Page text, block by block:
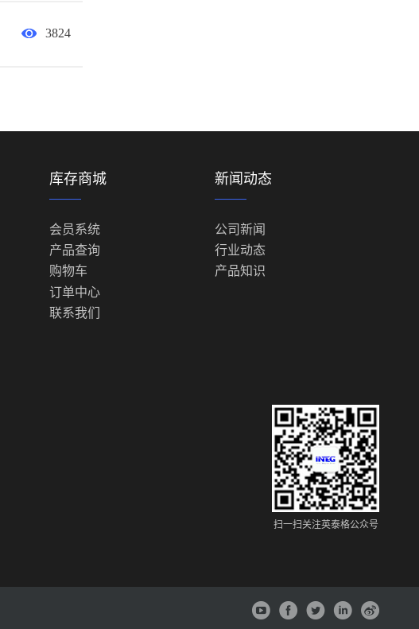
3824
库存商城
会员系统
产品查询
购物车
订单中心
联系我们
新闻动态
公司新闻
行业动态
产品知识
扫一扫关注英泰格公众号